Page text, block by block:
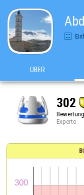
ÜBER
302
Bewertung
Experte